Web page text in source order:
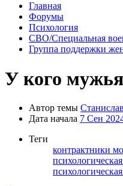
Главная
Форумы
Психология
СВО/Специальная
Группа поддержки
У кого
Автор темы Станислав
Дата начала 7 Сен
Теги
контрактники